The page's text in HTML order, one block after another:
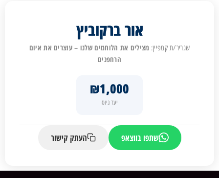
אור ברקוביץ
שגריר/ת קמפיין: מצילים את הלוחמים שלנו – עוצרים את איום
הרחפנים
₪1,000
יעד גיוס
שתפו בווצאפ העתק קישור